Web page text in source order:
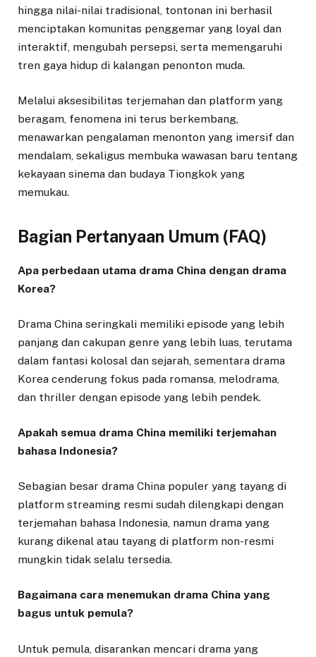
hingga nilai-nilai tradisional, tontonan ini berhasil
menciptakan komunitas penggemar yang loyal dan
interaktif, mengubah persepsi, serta memengaruhi
tren gaya hidup di kalangan penonton muda.
Melalui aksesibilitas terjemahan dan platform yang
beragam, fenomena ini terus berkembang,
menawarkan pengalaman menonton yang imersif dan
mendalam, sekaligus membuka wawasan baru tentang
kekayaan sinema dan budaya Tiongkok yang
memukau.
Bagian Pertanyaan Umum (FAQ)
Apa perbedaan utama drama China dengan drama
Korea?
Drama China seringkali memiliki episode yang lebih
panjang dan cakupan genre yang lebih luas, terutama
dalam fantasi kolosal dan sejarah, sementara drama
Korea cenderung fokus pada romansa, melodrama,
dan thriller dengan episode yang lebih pendek.
Apakah semua drama China memiliki terjemahan
bahasa Indonesia?
Sebagian besar drama China populer yang tayang di
platform streaming resmi sudah dilengkapi dengan
terjemahan bahasa Indonesia, namun drama yang
kurang dikenal atau tayang di platform non-resmi
mungkin tidak selalu tersedia.
Bagaimana cara menemukan drama China yang
bagus untuk pemula?
Untuk pemula, disarankan mencari drama yang